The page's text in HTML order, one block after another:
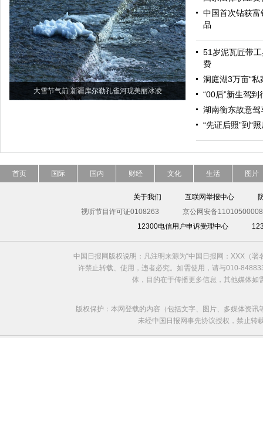
大雪节气前 新疆库尔勒孔雀河现美丽冰凌
中国首次钻获
品
51岁泥瓦匠带
费
洞庭湖3万亩“私
“00后”新生驾到
湖南衡东故意
“先证后照”到“
首页 国际 国内 财经 文化 生活 图片
关于我们 互联网举报中心
视听节目许可证0108263
京公网安备
12300电信用户申诉受理中心
中国日报网版权说明：凡注明来源为“中国日报网：XXX（
许禁止转载、使用，违者必究。如需使用，请与010-
体，目的在于传播更多信息，其他媒体
版权保护：本网登载的内容（包括文字、图片、多媒体资
未经中国日报网事先协议授权，禁止转